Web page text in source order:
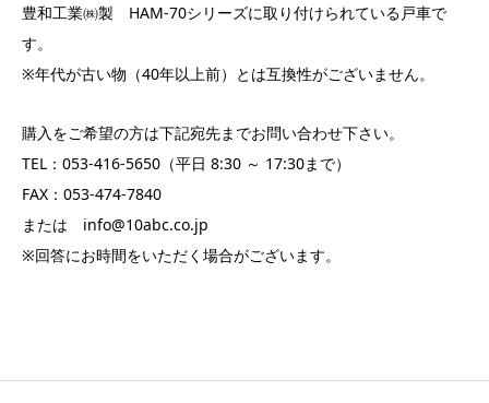
豊和工業㈱製 HAM-70シリーズに取り付けられている戸車で
す。
※年代が古い物（40年以上前）とは互換性がございません。
購入をご希望の方は下記宛先までお問い合わせ下さい。
TEL：053-416-5650（平日 8:30 ～ 17:30まで）
FAX：053-474-7840
または info@10abc.co.jp
※回答にお時間をいただく場合がございます。